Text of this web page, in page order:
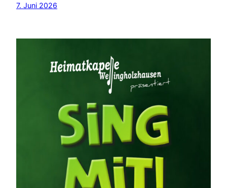
7. Juni 2026